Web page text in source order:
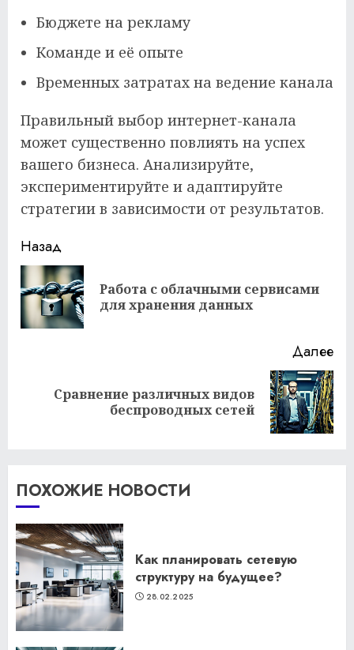
Бюджете на рекламу
Команде и её опыте
Временных затратах на ведение канала
Правильный выбор интернет-канала
может существенно повлиять на успех
вашего бизнеса. Анализируйте,
экспериментируйте и адаптируйте
стратегии в зависимости от результатов.
Продолжить
чтение
Назад
Работа с облачными сервисами
для хранения данных
Далее
Следующая
Сравнение различных видов
беспроводных сетей
ПОХОЖИЕ НОВОСТИ
Как планировать сетевую
структуру на будущее?
28.02.2025